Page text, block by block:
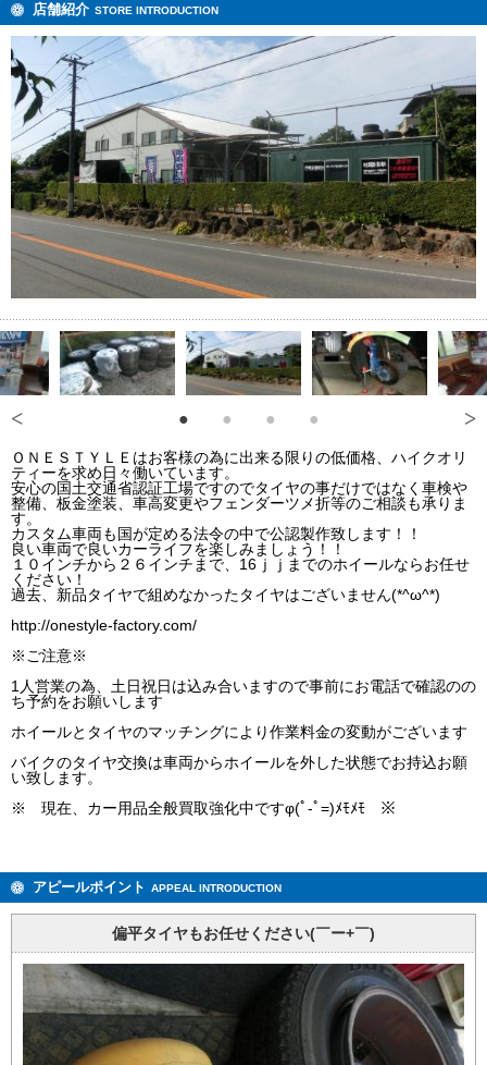
店舗紹介 STORE INTRODUCTION
ＯＮＥＳＴＹＬＥはお客様の為に出来る限りの低価格、ハイクオリ
ティーを求め日々働いています。
安心の国土交通省認証工場ですのでタイヤの事だけではなく車検や
整備、板金塗装、車高変更やフェンダーツメ折等のご相談も承りま
す。
カスタム車両も国が定める法令の中で公認製作致します！！
良い車両で良いカーライフを楽しみましょう！！
１０インチから２６インチまで、16ｊｊまでのホイールならお任せ
ください！
過去、新品タイヤで組めなかったタイヤはございません(*^ω^*)
http://onestyle-factory.com/
※ご注意※
1人営業の為、土日祝日は込み合いますので事前にお電話で確認のの
ち予約をお願いします
ホイールとタイヤのマッチングにより作業料金の変動がございます
バイクのタイヤ交換は車両からホイールを外した状態でお持込お願
い致します。
※ 現在、カー用品全般買取強化中ですφ(ﾟ-ﾟ=)ﾒﾓﾒﾓ ※
アピールポイント APPEAL INTRODUCTION
偏平タイヤもお任せください(￣ー+￣)